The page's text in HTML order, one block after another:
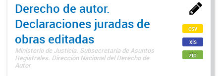
Derecho de autor.
Declaraciones juradas de
obras editadas
Ministerio de Justicia. Subsecretaría de Asuntos
Registrales. Dirección Nacional del Derecho de
Autor
csv
xls
zip